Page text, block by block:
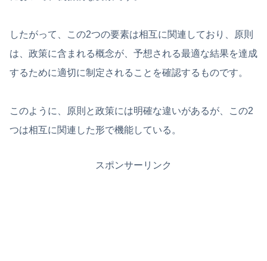
したがって、この2つの要素は相互に関連しており、原則
は、政策に含まれる概念が、予想される最適な結果を達成
するために適切に制定されることを確認するものです。
このように、原則と政策には明確な違いがあるが、この2
つは相互に関連した形で機能している。
スポンサーリンク